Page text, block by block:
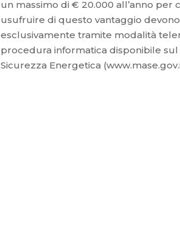
un massimo di € 20.000 all’anno per
usufruire di questo vantaggio
esclusivamente tramite modalità
procedura informatica disponibile
Sicurezza Energetica